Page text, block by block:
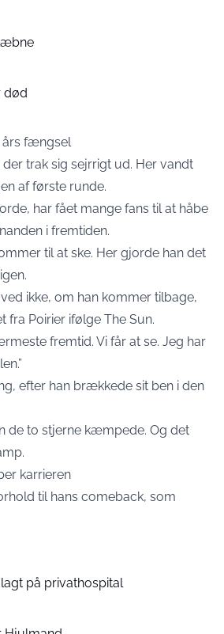
død
års fængsel
trak sig sejrrigt ud. Her vandt
af første runde.
har fået mange fans til at håbe
i fremtiden.
til at ske. Her gjorde han det
ikke, om han kommer tilbage,
fra Poirier ifølge The Sun.
fremtid. Vi får at se. Jeg har
efter han brækkede sit ben i den
de to stjerne kæmpede. Og det
karrieren
til hans comeback, som
på privathospital